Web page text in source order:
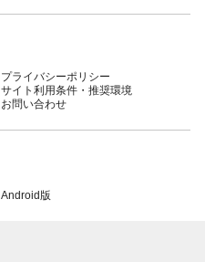
プライバシーポリシー
サイト利用条件・推奨環境
お問い合わせ
Android版